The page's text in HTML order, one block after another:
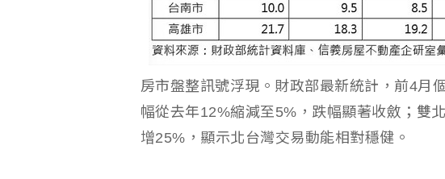
房市盤整訊號浮現。財政部最新統計，前4月
幅從去年12%縮減至5%，跌幅顯著收斂；雙
增25%，顯示北台灣交易動能相對穩健。